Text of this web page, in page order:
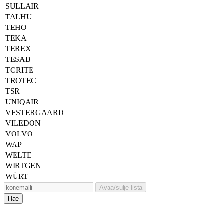
SULLAIR
TALHU
TEHO
TEKA
TEREX
TESAB
TORITE
TROTEC
TSR
UNIQAIR
VESTERGAARD
VILEDON
VOLVO
WAP
WELTE
WIRTGEN
WÜRT
Avaa/sulje lista
Hae